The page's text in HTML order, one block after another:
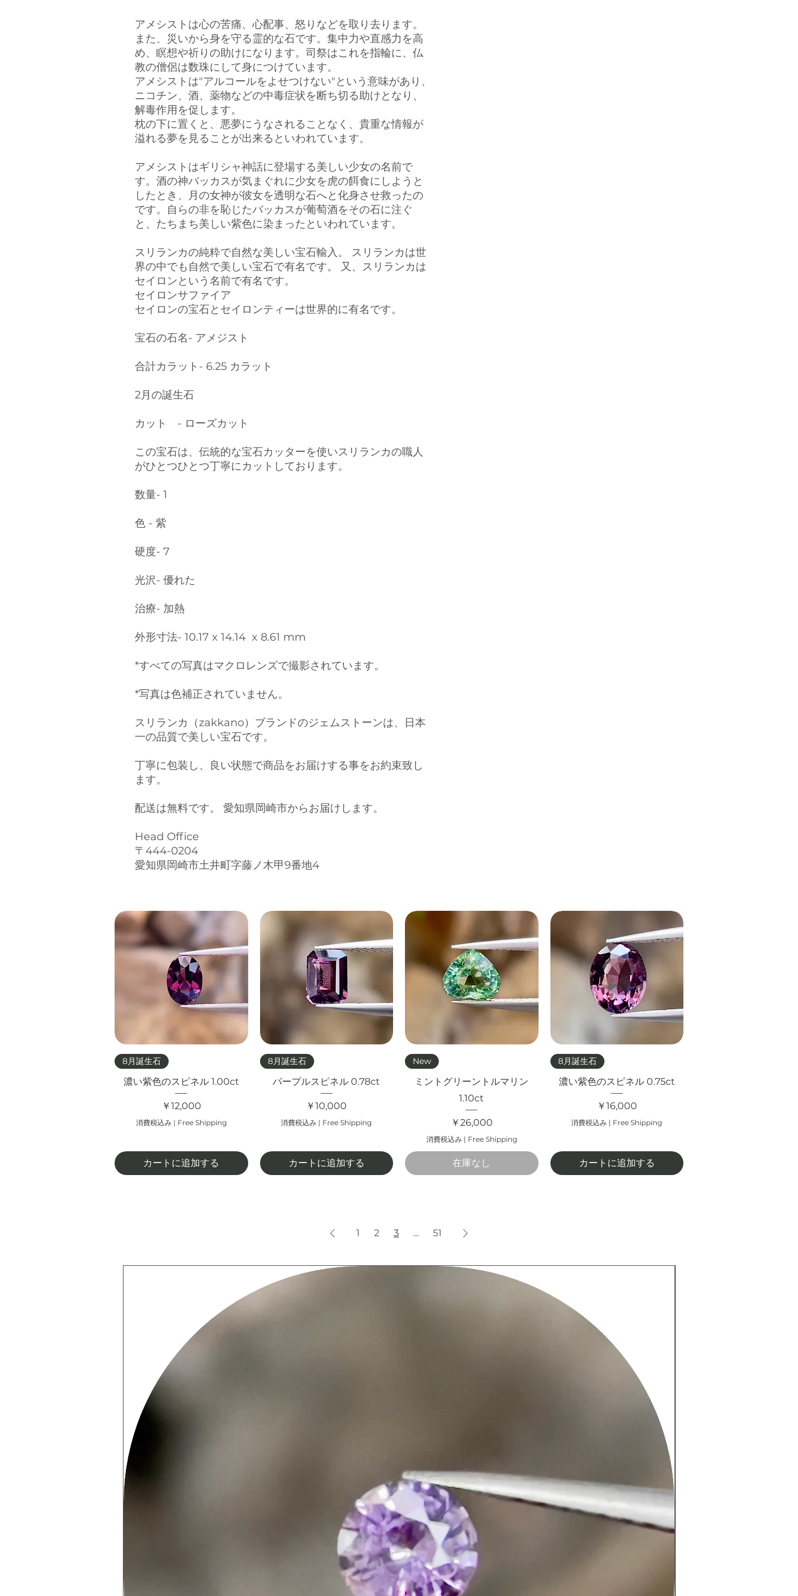
アメシストは心の苦痛、心配事、怒りなどを取り去ります。
また、災いから身を守る霊的な石です。集中力や直感力を高
め、瞑想や祈りの助けになります。司祭はこれを指輪に、仏
教の僧侶は数珠にして身につけています。
アメシストは"アルコールをよせつけない"という意味があり、
ニコチン、酒、薬物などの中毒症状を断ち切る助けとなり、
解毒作用を促します。
枕の下に置くと、悪夢にうなされることなく、貴重な情報が
溢れる夢を見ることが出来るといわれています。
アメシストはギリシャ神話に登場する美しい少女の名前で
す。酒の神バッカスが気まぐれに少女を虎の餌食にしようと
したとき、月の女神が彼女を透明な石へと化身させ救ったの
です。自らの非を恥じたバッカスが葡萄酒をその石に注ぐ
と、たちまち美しい紫色に染まったといわれています。
スリランカの純粋で自然な美しい宝石輸入。 スリランカは世
界の中でも自然で美しい宝石で有名です。 又、スリランカは
セイロンという名前で有名です。
セイロンサファイア
セイロンの宝石とセイロンティーは世界的に有名です。
宝石の石名- アメジスト
合計カラット- 6.25 カラット
2月の誕生石
カット - ローズカット
この宝石は、伝統的な宝石カッターを使いスリランカの職人
がひとつひとつ丁寧にカットしております。
数量- 1
色 - 紫
硬度- 7
光沢- 優れた
治療- 加熱
外形寸法- 10.17 x 14.14 x 8.61 mm
*すべての写真はマクロレンズで撮影されています。
*写真は色補正されていません。
スリランカ（zakkano）ブランドのジェムストーンは、日本
一の品質で美しい宝石です。
丁寧に包装し、良い状態で商品をお届けする事をお約束致し
ます。
配送は無料です。 愛知県岡崎市からお届けします。
Head Office
〒444-0204
愛知県岡崎市土井町字藤ノ木甲9番地4
クイックビュー
8月誕生石
濃い紫色のスピネル 1.00ct
価格
￥12,000
消費税込み| Free Shipping
カートに追加する
クイックビュー
8月誕生石
パープルスピネル 0.78ct
価格
￥10,000
消費税込み | Free Shipping
カートに追加する
New
ミントグリーントルマリン
1.10ct
価格
￥26,000
消費税込み| Free Shipping
在庫なし
クイックビュー
8月誕生石
濃い紫色のスピネル 0.75ct
価格
￥16,000
消費税込み | Free Shipping
カートに追加する
1 2 3 ... 51